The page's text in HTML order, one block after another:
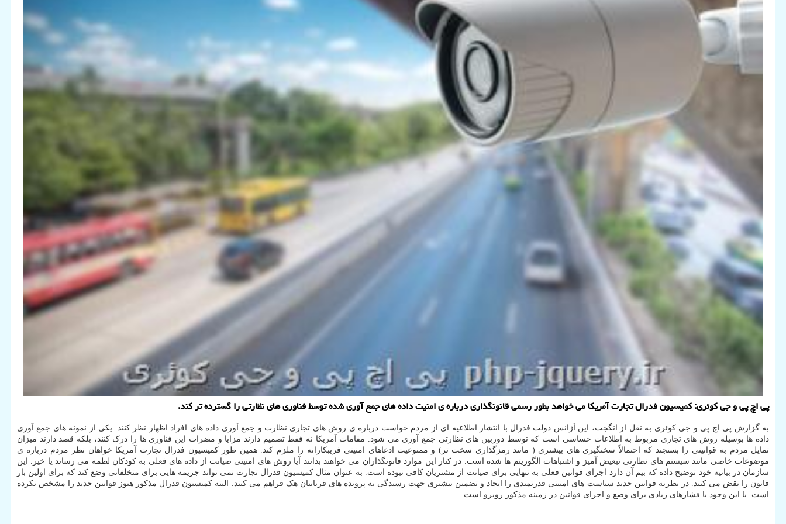
پی اچ پی و جی کوئری: کمیسیون فدرال تجارت آمریکا می خواهد بطور رسمی قانونگذاری درباره ی امنیت داده های جمع آوری شده توسط فناوری های نظارتی را گسترده تر کند.
به گزارش پی اچ پی و جی کوئری به نقل از انگجت، این آژانس دولت فدرال با انتشار اطلاعیه ای از مردم خواست درباره ی روش های تجاری نظارت و جمع آوری داده های افراد اظهار نظر کنند. یکی از نمونه های جمع آوری
داده ها بوسیله روش های تجاری مربوط به اطلاعات حساسی است که توسط دوربین های نظارتی جمع آوری می شود. مقامات آمریکا نه فقط تصمیم دارند مزایا و مضرات این فناوری ها را درک کنند، بلکه قصد دارند میزان
تمایل مردم به قوانینی را بسنجند که احتمالاً سختگیری های بیشتری ( مانند رمزگذاری سخت تر) و ممنوعیت ادعاهای امنیتی فریبکارانه را ملزم کند. همین طور کمیسیون فدرال تجارت آمریکا خواهان نظر مردم درباره ی
موضوعات خاصی مانند سیستم های نظارتی تبعیض آمیز و اشتباهات الگوریتم ها شده است. در کنار این موارد قانونگذاران می خواهند بدانند آیا روش های امنیتی صیانت از داده های فعلی به کودکان لطمه می رساند یا خیر. این
سازمان در بیانیه خود توضیح داده که بیم آن دارد اجرای قوانین فعلی به تنهایی برای صیانت از مشتریان کافی نبوده است. به عنوان مثال کمیسیون فدرال تجارت نمی تواند جریمه هایی برای متخلفانی وضع کند که برای اولین بار
قانون را نقض می کنند. در نظریه قوانین جدید سیاست های امنیتی قدرتمندی را ایجاد و تضمین بیشتری جهت رسیدگی به پرونده های قربانیان هک فراهم می کنند. البته کمیسیون فدرال مذکور هنوز قوانین جدید را مشخص نکرده
است. با این وجود با فشارهای زیادی برای وضع و اجرای قوانین در زمینه مذکور روبرو است.